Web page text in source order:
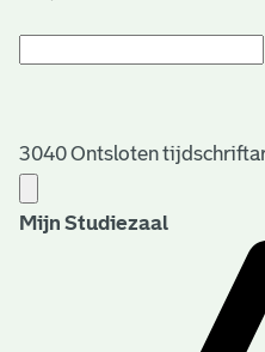
3040 Ontsloten
Mijn Studiezaal